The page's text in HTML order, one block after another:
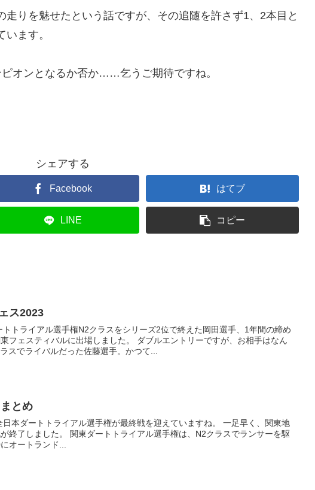
りを魅せたという話ですが、その追随を許さず1、2本目と
ます。
オンとなるか否か……乞うご期待ですね。
シェアする
Facebook はてブ
LINE コピー
ス2023
トライアル選手権N2クラスをシリーズ2位で終えた岡田選手、1年間の締め
フェスティバルに出場しました。 ダブルエントリーですが、お相手はなん
スでライバルだった佐藤選手。かつて...
とめ
本ダートトライアル選手権が最終戦を迎えていますね。 一足早く、関東地
終了しました。 関東ダートトライアル選手権は、N2クラスでランサーを駆
オートランド...